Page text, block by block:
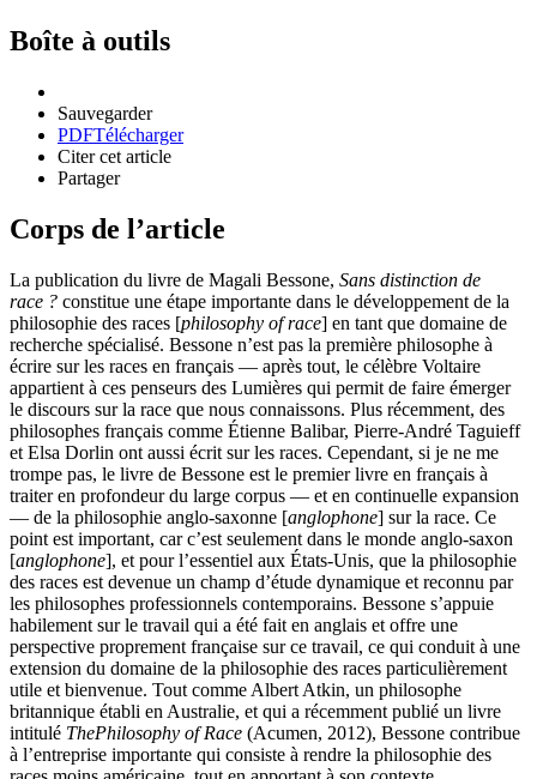
Boîte à outils
Sauvegarder
PDFTélécharger
Citer cet article
Partager
Corps de l’article
La publication du livre de Magali Bessone, Sans distinction de
race ? constitue une étape importante dans le développement de la
philosophie des races [philosophy of race] en tant que domaine de
recherche spécialisé. Bessone n’est pas la première philosophe à
écrire sur les races en français — après tout, le célèbre Voltaire
appartient à ces penseurs des Lumières qui permit de faire émerger
le discours sur la race que nous connaissons. Plus récemment, des
philosophes français comme Étienne Balibar, Pierre-André Taguieff
et Elsa Dorlin ont aussi écrit sur les races. Cependant, si je ne me
trompe pas, le livre de Bessone est le premier livre en français à
traiter en profondeur du large corpus — et en continuelle expansion
— de la philosophie anglo-saxonne [anglophone] sur la race. Ce
point est important, car c’est seulement dans le monde anglo-saxon
[anglophone], et pour l’essentiel aux États-Unis, que la philosophie
des races est devenue un champ d’étude dynamique et reconnu par
les philosophes professionnels contemporains. Bessone s’appuie
habilement sur le travail qui a été fait en anglais et offre une
perspective proprement française sur ce travail, ce qui conduit à une
extension du domaine de la philosophie des races particulièrement
utile et bienvenue. Tout comme Albert Atkin, un philosophe
britannique établi en Australie, et qui a récemment publié un livre
intitulé ThePhilosophy of Race (Acumen, 2012), Bessone contribue
à l’entreprise importante qui consiste à rendre la philosophie des